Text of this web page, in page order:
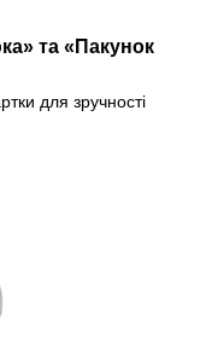
та «Пакунок
для зручності